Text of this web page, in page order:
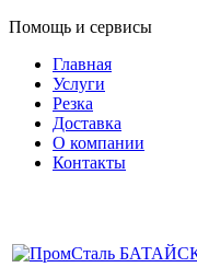
Помощь и сервисы
Главная
Услуги
Резка
Доставка
О компании
Контакты